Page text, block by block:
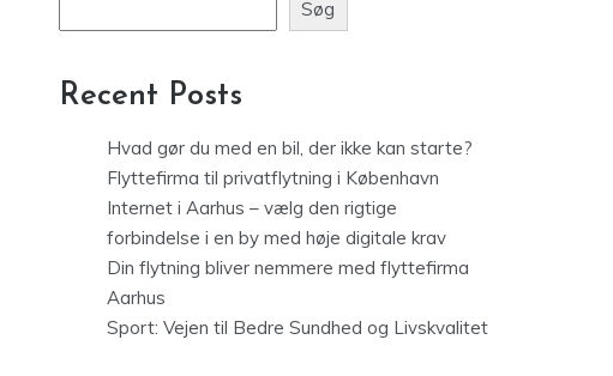
Søg
Recent Posts
Hvad gør du med en bil, der ikke kan starte?
Flyttefirma til privatflytning i København
Internet i Aarhus – vælg den rigtige
forbindelse i en by med høje digitale krav
Din flytning bliver nemmere med flyttefirma
Aarhus
Sport: Vejen til Bedre Sundhed og Livskvalitet